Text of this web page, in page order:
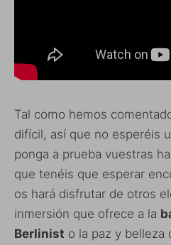
Tal como hemos
difícil, así que no esperéis
ponga a prueba vuestras
que tenéis que esperar
os hará disfrutar de otros
inmersión que ofrece a la
Berlinist o la paz y belleza